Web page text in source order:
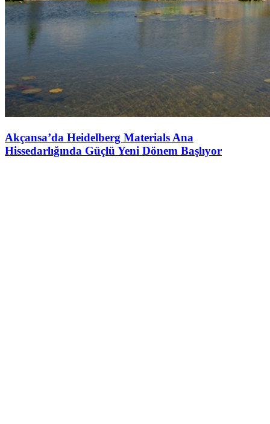
Akçansa’da Heidelberg Materials Ana
Hissedarlığında Güçlü Yeni Dönem Başlıyor